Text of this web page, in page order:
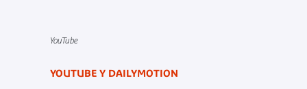
YouTube
YOUTUBE Y DAILYMOTION